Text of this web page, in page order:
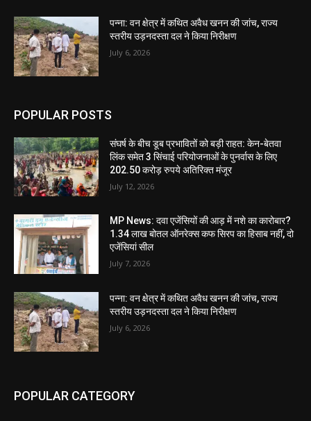
पन्ना: वन क्षेत्र में कथित अवैध खनन की जांच, राज्य
स्तरीय उड़नदस्ता दल ने किया निरीक्षण
July 6, 2026
POPULAR POSTS
संघर्ष के बीच डूब प्रभावितों को बड़ी राहत: केन-बेतवा
लिंक समेत 3 सिंचाई परियोजनाओं के पुनर्वास के लिए
202.50 करोड़ रुपये अतिरिक्त मंजूर
July 12, 2026
MP News: दवा एजेंसियों की आड़ में नशे का कारोबार?
1.34 लाख बोतल ऑनरेक्स कफ सिरप का हिसाब नहीं, दो
एजेंसियां सील
July 7, 2026
पन्ना: वन क्षेत्र में कथित अवैध खनन की जांच, राज्य
स्तरीय उड़नदस्ता दल ने किया निरीक्षण
July 6, 2026
POPULAR CATEGORY